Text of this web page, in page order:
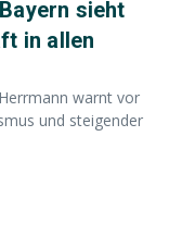
sieht
in allen
warnt vor
und steigender